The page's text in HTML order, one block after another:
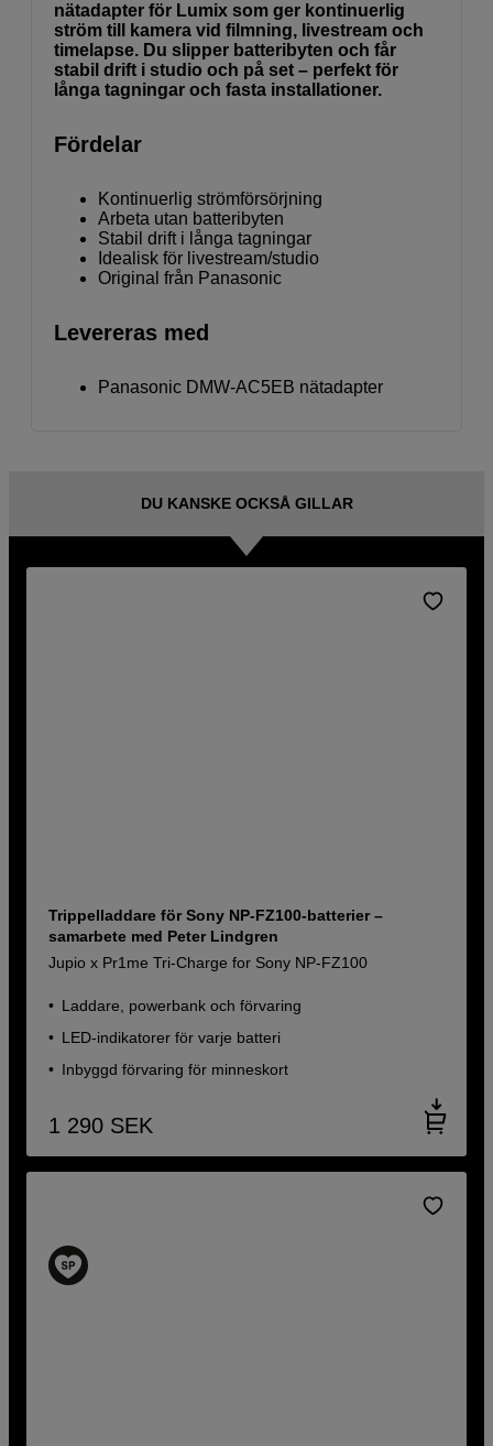
nätadapter för Lumix som ger kontinuerlig
ström till kamera vid filmning, livestream och
timelapse. Du slipper batteribyten och får
stabil drift i studio och på set – perfekt för
långa tagningar och fasta installationer.
Fördelar
Kontinuerlig strömförsörjning
Arbeta utan batteribyten
Stabil drift i långa tagningar
Idealisk för livestream/studio
Original från Panasonic
Levereras med
Panasonic DMW-AC5EB nätadapter
DU KANSKE OCKSÅ GILLAR
Trippelladdare för Sony NP-FZ100-batterier –
samarbete med Peter Lindgren
Jupio x Pr1me Tri-Charge for Sony NP-FZ100
Laddare, powerbank och förvaring
LED-indikatorer för varje batteri
Inbyggd förvaring för minneskort
1 290 SEK